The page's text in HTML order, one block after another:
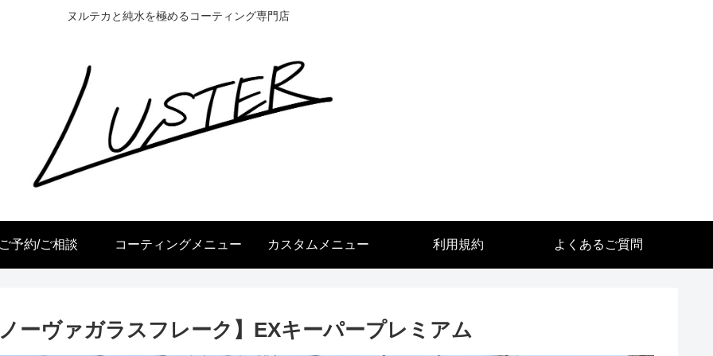
ヌルテカと純水を極めるコーティング専門店
予約/ご相談 コーティングメニュー カスタムメニュー 利用規約 よくあるご質問
ーヴァガラスフレーク】EXキーパープレミアム